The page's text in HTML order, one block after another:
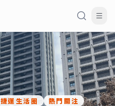
捷運生活圈 熱門關注